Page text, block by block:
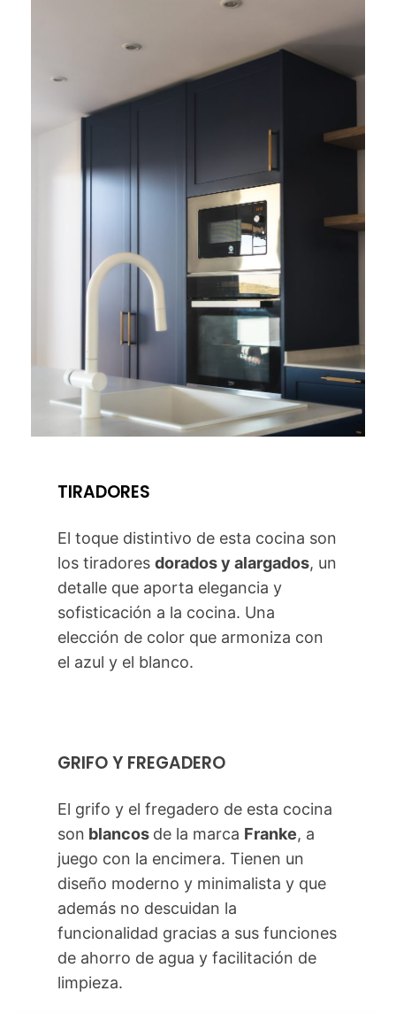
TIRADORES
El toque distintivo de esta cocina son
los tiradoresdorados y alargados, un
detalle que aporta elegancia y
sofisticación a la cocina. Una
elección de color que armoniza con
el azul y el blanco.
GRIFO Y FREGADERO
El grifo y el fregadero de esta cocina
son blancos de la marca Franke, a
juego con la encimera. Tienen un
diseño moderno y minimalista y que
además no descuidan la
funcionalidad gracias a sus funciones
de ahorro de agua y facilitación de
limpieza.